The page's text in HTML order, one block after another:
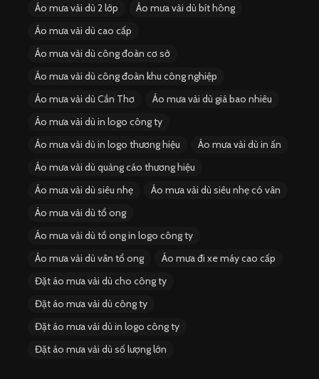
Áo mưa vải dù 2 lớp
Áo mưa vải dù bít hông
Áo mưa vải dù cao cấp
Áo mưa vải dù công đoàn cơ sở
Áo mưa vải dù công đoàn khu công nghiệp
Áo mưa vải dù Cần Thơ
Áo mưa vải dù giá bao nhiêu
Áo mưa vải dù in logo công ty
Áo mưa vải dù in logo thương hiệu
Áo mưa vải dù in ấn
Áo mưa vải dù quảng cáo thương hiệu
Áo mưa vải dù siêu nhẹ
Áo mưa vải dù siêu nhẹ có vân
Áo mưa vải dù tổ ong
Áo mưa vải dù tổ ong in logo công ty
Áo mưa vải dù vân tổ ong
Áo mưa đi xe máy cao cấp
Đặt áo mưa vải dù cho công ty
Đặt áo mưa vải dù công ty
Đặt áo mưa vải dù in logo công ty
Đặt áo mưa vải dù số lượng lớn